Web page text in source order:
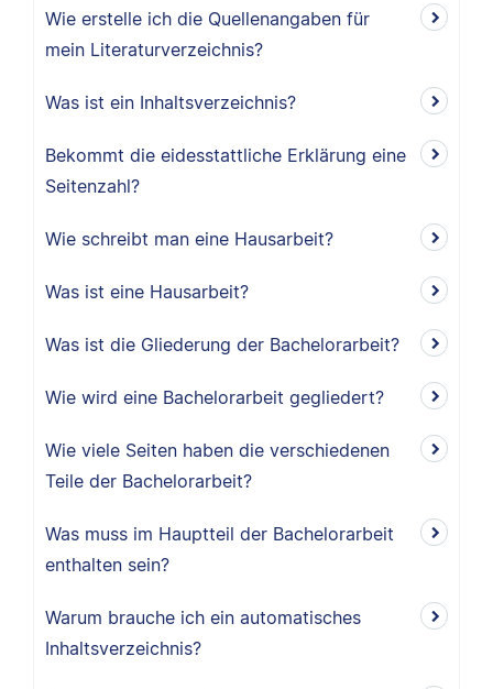
Wie erstelle ich die Quellenangaben für
mein Literaturverzeichnis?
Was ist ein Inhaltsverzeichnis?
Bekommt die eidesstattliche Erklärung eine
Seitenzahl?
Wie schreibt man eine Hausarbeit?
Was ist eine Hausarbeit?
Was ist die Gliederung der Bachelorarbeit?
Wie wird eine Bachelorarbeit gegliedert?
Wie viele Seiten haben die verschiedenen
Teile der Bachelorarbeit?
Was muss im Hauptteil der Bachelorarbeit
enthalten sein?
Warum brauche ich ein automatisches
Inhaltsverzeichnis?